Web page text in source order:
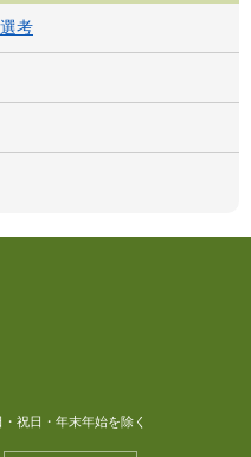
考
祝日・年末年始を除く